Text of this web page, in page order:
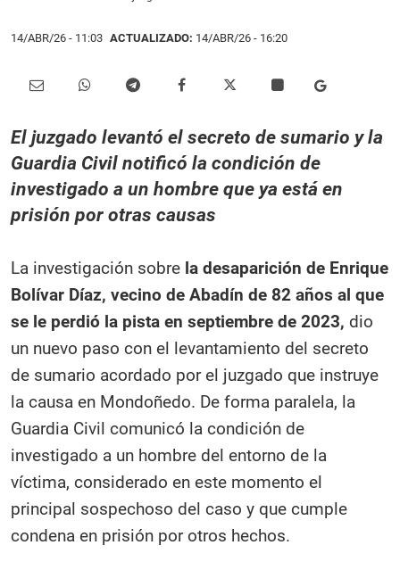
14/ABR/26 - 11:03 ACTUALIZADO: 14/ABR/26 - 16:20
El juzgado levantó el secreto de sumario y la
Guardia Civil notificó la condición de
investigado a un hombre que ya está en
prisión por otras causas
La investigación sobre la desaparición de Enrique
Bolívar Díaz, vecino de Abadín de 82 años al que
se le perdió la pista en septiembre de 2023, dio
un nuevo paso con el levantamiento del secreto
de sumario acordado por el juzgado que instruye
la causa en Mondoñedo. De forma paralela, la
Guardia Civil comunicó la condición de
investigado a un hombre del entorno de la
víctima, considerado en este momento el
principal sospechoso del caso y que cumple
condena en prisión por otros hechos.